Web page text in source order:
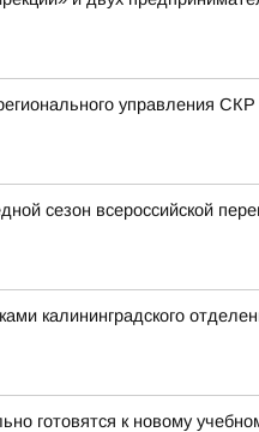
управления
сезон всероссийской
калининградского
готовятся к новому